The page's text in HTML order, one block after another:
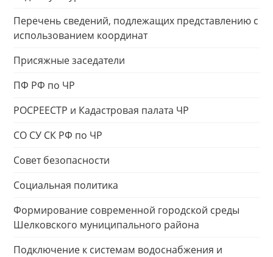
Перечень сведений, подлежащих представлению с
использованием координат
Присяжные заседатели
ПФ РФ по ЧР
РОСРЕЕСТР и Кадастровая палата ЧР
СО СУ СК РФ по ЧР
Совет безопасности
Социальная политика
Формирование современной городской среды
Шелковского муниципального района
Подключение к системам водоснабжения и